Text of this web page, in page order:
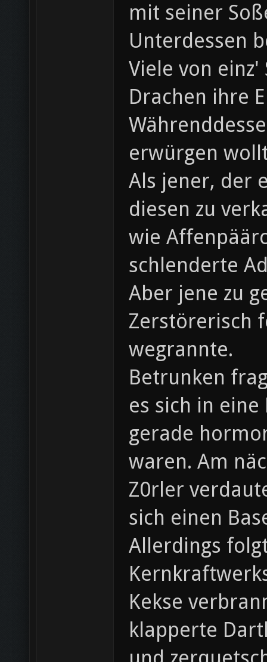
mit seiner
Unterdessen
Viele von
Drachen ihre
erwürgen
Als jener, der
diesen zu
wie
schlenderte
Aber jene zu
Zerstörerisch
wegrannte.
Betrunken
es sich in
gerade
waren. Am
Z0rler
sich einen
Allerdings
Kekse
klapperte